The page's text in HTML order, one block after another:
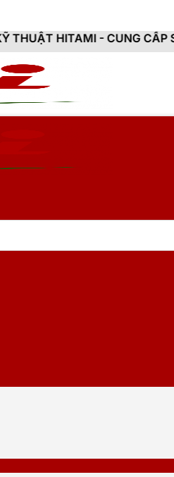
CẤP SẢN PHẨM CHÍNH